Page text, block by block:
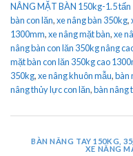
NÂNG MẶT BÀN 150kg-1.5 tấn
bàn con lăn,xe nâng bàn 350kg,
1300mm,xe nâng mặt bàn,xe
nâng bàn con lăn 350kg nâng
mặt bàn con lăn 350kg cao
350kg,xe nâng khuôn mẫu,bàn
nâng thủy lực con lăn,bàn nâng
BÀN NÂNG TAY 150KG,
XE NÂNG